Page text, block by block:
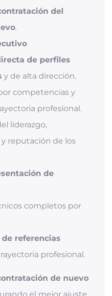
del
.
de perfiles
y de alta dirección.
competencias y
profesional.
liderazgo,
reputación de los
de
completos por
referencias
profesional.
de nuevo
el mejor ajuste